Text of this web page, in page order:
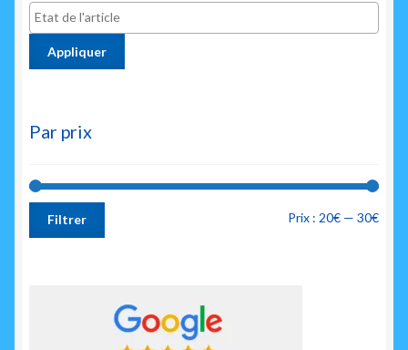
Appliquer
Par prix
Prix
Prix
Filtrer Prix : 20€ — 30€